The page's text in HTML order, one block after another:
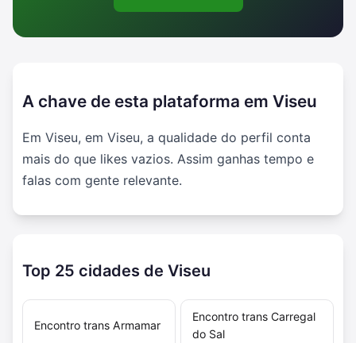
A chave de esta plataforma em Viseu
Em Viseu, em Viseu, a qualidade do perfil conta
mais do que likes vazios. Assim ganhas tempo e
falas com gente relevante.
Top 25 cidades de Viseu
Encontro trans Armamar
Encontro trans Carregal
do Sal